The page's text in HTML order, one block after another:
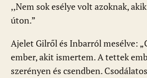
,,Nem sok esélye volt azoknak,
úton.”
Ajelet Gilről és Inbarról mesélve:
ember, akit ismertem. A tettek
szerényen és csendben.